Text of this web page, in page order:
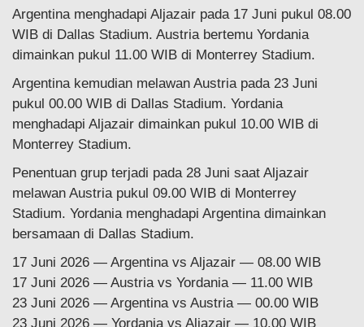
Argentina menghadapi Aljazair pada 17 Juni pukul 08.00
WIB di Dallas Stadium. Austria bertemu Yordania
dimainkan pukul 11.00 WIB di Monterrey Stadium.
Argentina kemudian melawan Austria pada 23 Juni
pukul 00.00 WIB di Dallas Stadium. Yordania
menghadapi Aljazair dimainkan pukul 10.00 WIB di
Monterrey Stadium.
Penentuan grup terjadi pada 28 Juni saat Aljazair
melawan Austria pukul 09.00 WIB di Monterrey
Stadium. Yordania menghadapi Argentina dimainkan
bersamaan di Dallas Stadium.
17 Juni 2026 — Argentina vs Aljazair — 08.00 WIB
17 Juni 2026 — Austria vs Yordania — 11.00 WIB
23 Juni 2026 — Argentina vs Austria — 00.00 WIB
23 Juni 2026 — Yordania vs Aljazair — 10.00 WIB